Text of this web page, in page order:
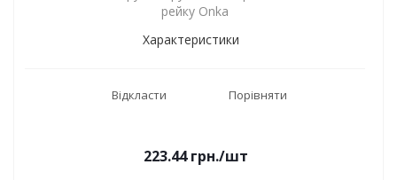
рейку Onka
Характеристики
Відкласти Порівняти
223.44грн./шт